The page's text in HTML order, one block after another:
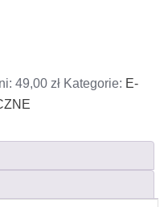
49,00 zł Kategorie: E-